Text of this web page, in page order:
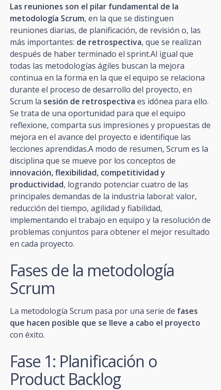
Las reuniones son el pilar fundamental de la
metodología Scrum, en la que se distinguen
reuniones diarias, de planificación, de revisión o, las
más importantes: de retrospectiva, que se realizan
después de haber terminado el sprint.Al igual que
todas las metodologías ágiles buscan la mejora
continua en la forma en la que el equipo se relaciona
durante el proceso de desarrollo del proyecto, en
Scrum la sesión de retrospectiva es idónea para ello.
Se trata de una oportunidad para que el equipo
reflexione, comparta sus impresiones y propuestas de
mejora en el avance del proyecto e identifique las
lecciones aprendidas.A modo de resumen, Scrum es la
disciplina que se mueve por los conceptos de
innovación, flexibilidad, competitividad y
productividad, logrando potenciar cuatro de las
principales demandas de la industria laboral: valor,
reducción del tiempo, agilidad y fiabilidad,
implementando el trabajo en equipo y la resolución de
problemas conjuntos para obtener el mejor resultado
en cada proyecto.
Fases de la metodología
Scrum
La metodología Scrum pasa por una serie de fases
que hacen posible que se lleve a cabo el proyecto
con éxito.
Fase 1: Planificación o
Product Backlog